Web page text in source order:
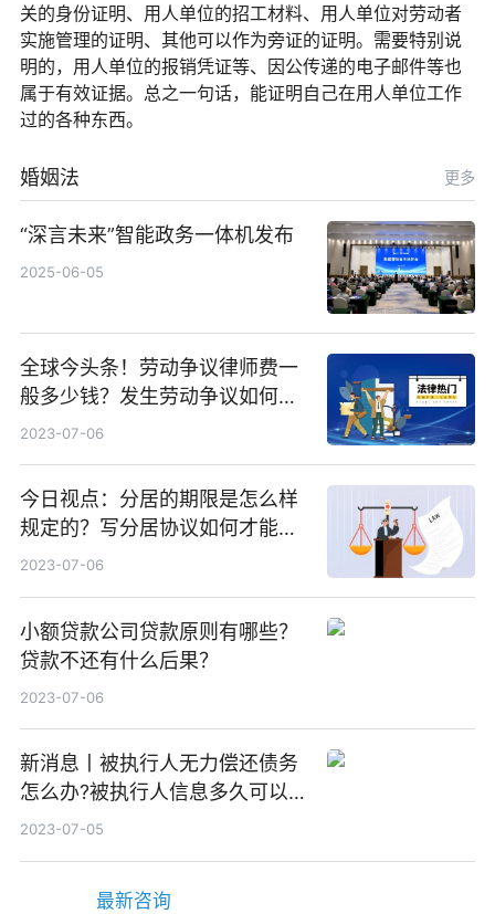
关的身份证明、用人单位的招工材料、用人单位对劳动者
实施管理的证明、其他可以作为旁证的证明。需要特别说
明的，用人单位的报销凭证等、因公传递的电子邮件等也
属于有效证据。总之一句话，能证明自己在用人单位工作
过的各种东西。
婚姻法 更多
“深言未来”智能政务一体机发布
2025-06-05
全球今头条！劳动争议律师费一
般多少钱？发生劳动争议如何算
工资？
2023-07-06
今日视点：分居的期限是怎么样
规定的？写分居协议如何才能有
效？
2023-07-06
小额贷款公司贷款原则有哪些？
贷款不还有什么后果？
2023-07-06
新消息丨被执行人无力偿还债务
怎么办?被执行人信息多久可以
消除?
2023-07-05
最新咨询